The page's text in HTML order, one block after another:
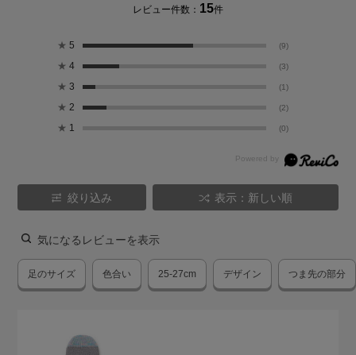
レビュー件数： 15件
★ 5 (9)
★ 4 (3)
★ 3 (1)
★ 2 (2)
★ 1 (0)
絞り込み 表示：新しい順
気になるレビューを表示
足のサイズ 色合い 25-27cm デザイン つま先の部分